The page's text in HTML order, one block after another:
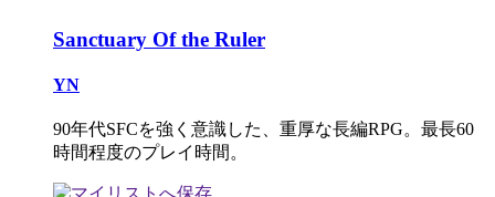
Sanctuary Of the Ruler
YN
90年代SFCを強く意識した、重厚な長編RPG。最長60
時間程度のプレイ時間。